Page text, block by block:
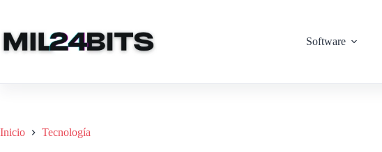
contenido
Software
Inicio Tecnología